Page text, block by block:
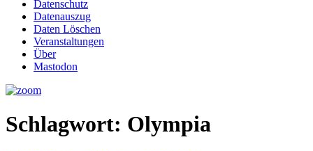
Datenschutz
Datenauszug
Daten Löschen
Veranstaltungen
Über
Mastodon
Schlagwort: Olympia